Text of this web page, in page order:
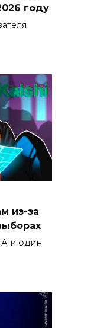
году
из-за
и один